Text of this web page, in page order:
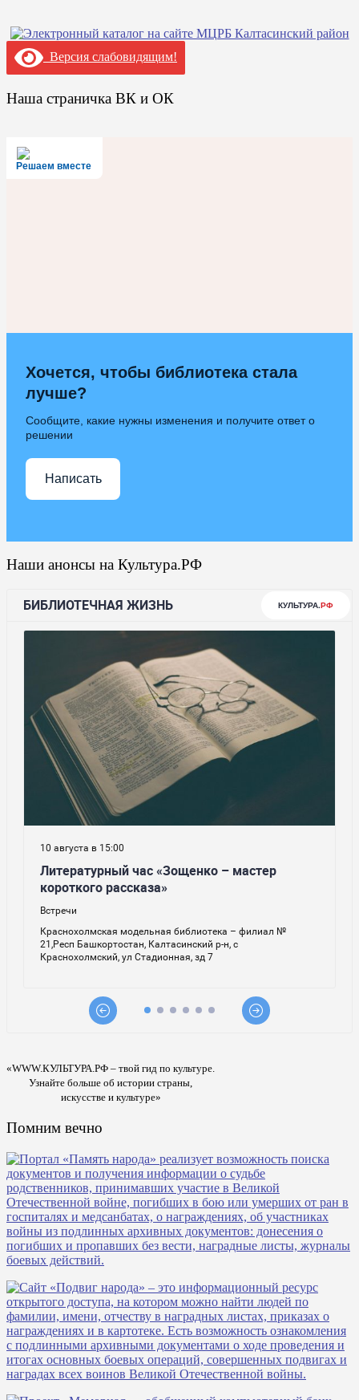
Версия слабовидящим!
Наша страничка ВК и ОК
Решаем вместе
Хочется, чтобы библиотека стала
лучше?
Сообщите, какие нужны изменения и получите ответ о
решении
Написать
Наши анонсы на Культура.РФ
«WWW.КУЛЬТУРА.РФ – твой гид по культуре.
Узнайте больше об истории страны,
искусстве и культуре»
Помним вечно